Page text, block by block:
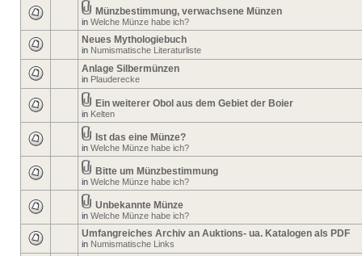
Münzbestimmung, verwachsene Münzen
in Welche Münze habe ich?
Neues Mythologiebuch
in Numismatische Literaturliste
Anlage Silbermünzen
in Plauderecke
Ein weiterer Obol aus dem Gebiet der Boier
in Kelten
Ist das eine Münze?
in Welche Münze habe ich?
Bitte um Münzbestimmung
in Welche Münze habe ich?
Unbekannte Münze
in Welche Münze habe ich?
Umfangreiches Archiv an Auktions- ua. Katalogen als PDF
in Numismatische Links